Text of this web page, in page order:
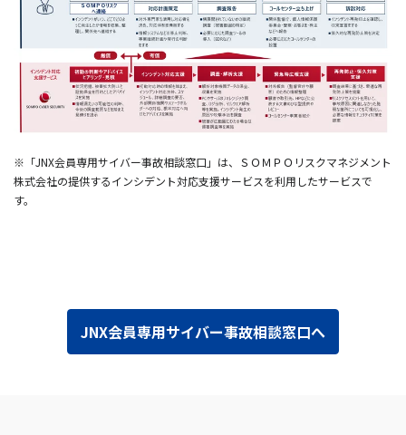
※「JNX会員専用サイバー事故相談窓口」は、ＳＯＭＰＯリスクマネジメント
株式会社の提供するインシデント対応支援サービスを利用したサービスで
す。
JNX会員専用サイバー事故相談窓口へ